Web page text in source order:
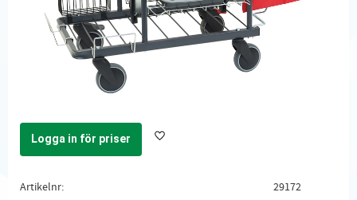
Logga in för priser Lägg till i favoriter
Artikelnr 29172